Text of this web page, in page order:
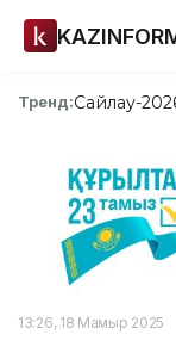
Тренд:Сайлау-
13:26, 18 Мамыр 2025